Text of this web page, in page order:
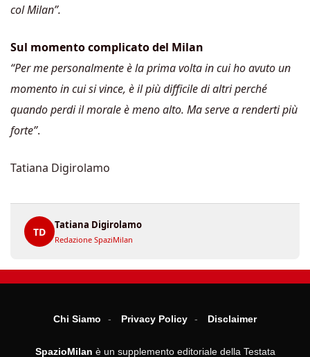
col Milan”.
Sul momento complicato del Milan
“Per me personalmente è la prima volta in cui ho avuto un
momento in cui si vince, è il più difficile di altri perché
quando perdi il morale è meno alto. Ma serve a renderti più
forte”.
Tatiana Digirolamo
TD
Tatiana Digirolamo
Redazione SpaziMilan
Chi Siamo Privacy Policy Disclaimer
SpazioMilan è un supplemento editoriale della Testata